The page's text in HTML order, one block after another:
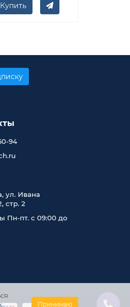
Купить
Принимаю
94
ул. Ивана
стр. 2
Пн-пт. с 09:00 до